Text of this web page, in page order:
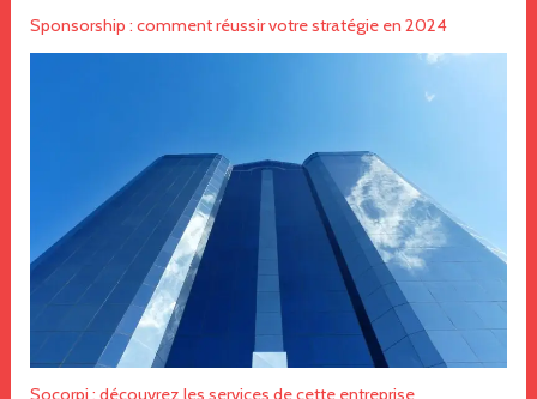
Sponsorship : comment réussir votre stratégie en 2024
Socorpi : découvrez les services de cette entreprise